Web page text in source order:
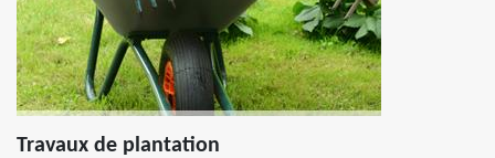
Travaux de plantation